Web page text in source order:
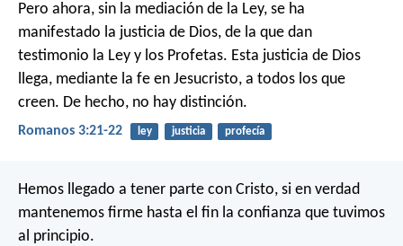
Pero ahora, sin la mediación de la Ley, se ha
manifestado la justicia de Dios, de la que dan
testimonio la Ley y los Profetas. Esta justicia de Dios
llega, mediante la fe en Jesucristo, a todos los que
creen. De hecho, no hay distinción.
Romanos 3:21-22 ley justicia profecía
Hemos llegado a tener parte con Cristo, si en verdad
mantenemos firme hasta el fin la confianza que tuvimos
al principio.